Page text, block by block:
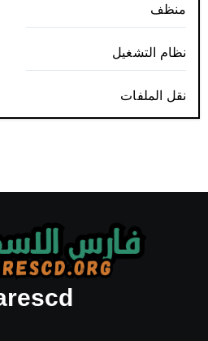
منظف
نظام التشغيل
نقل الملفات